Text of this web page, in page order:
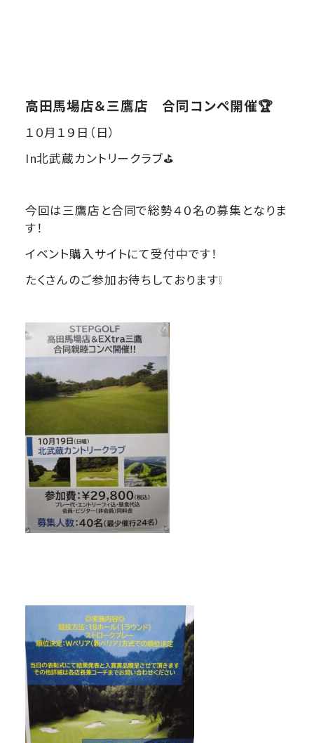
高田馬場店＆三鷹店 合同コンペ開催🏆
１０月１９日（日）
In北武蔵カントリークラブ⛳
今回は三鷹店と合同で総勢４０名の募集となりま
す！
イベント購入サイトにて受付中です！
たくさんのご参加お待ちしております❕